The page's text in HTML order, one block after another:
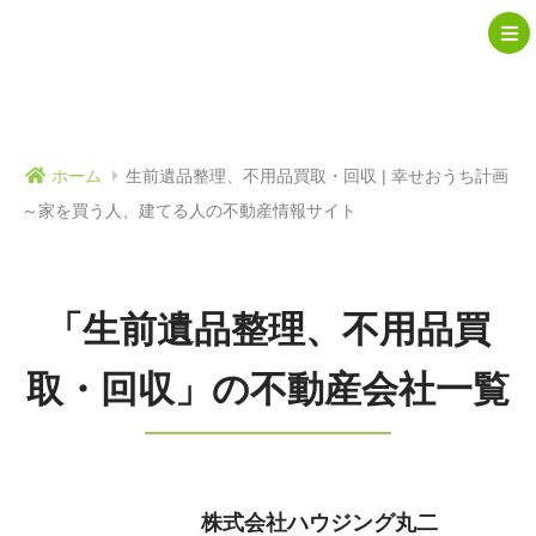
ホーム
生前遺品整理、不用品買取・回収 | 幸せおうち計画
～家を買う人、建てる人の不動産情報サイト
「生前遺品整理、不用品買
取・回収」の不動産会社一覧
株式会社ハウジング丸二